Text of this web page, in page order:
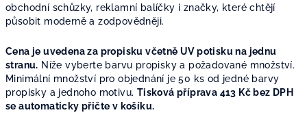
obchodní schůzky, reklamní balíčky i značky, které chtějí
působit moderně a zodpovědněji.
Cena je uvedena za propisku včetně UV potisku na jednu
stranu. Níže vyberte barvu propisky a požadované množství.
Minimální množství pro objednání je 50 ks od jedné barvy
propisky a jednoho motivu. Tisková příprava 413 Kč bez DPH
se automaticky přičte v košíku.